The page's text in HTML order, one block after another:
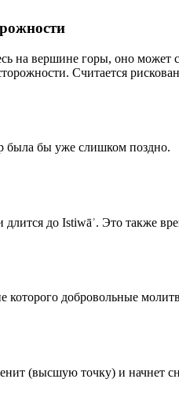
на вершине горы, оно
Считается
была бы уже слишком поздно.
длится до Istiwāʾ. Это также
которого добровольные
(высшую точку) и